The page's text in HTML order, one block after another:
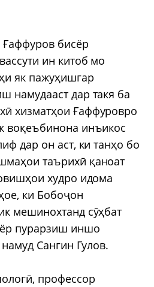
бисёр
ин китоб мо
як пажуҳишгар
намудааст дар такя ба
хизматҳои Ғаффуровро
воқеъбинона инъикос
дар он аст, ки танҳо бо
таърихӣ қаноат
худро идома
ки Бобоҷон
мешинохтанд сӯҳбат
пурарзиш иншо
Сангин Гулов.
профессор